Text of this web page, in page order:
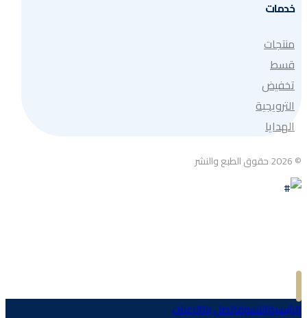
خدمات
منتجات
قسط
تخفيض
الترويجية
الهدايا
© 2026 حقوق الطبع والنشر
الرئيسيةالتسوقاتصل بناالرغبات